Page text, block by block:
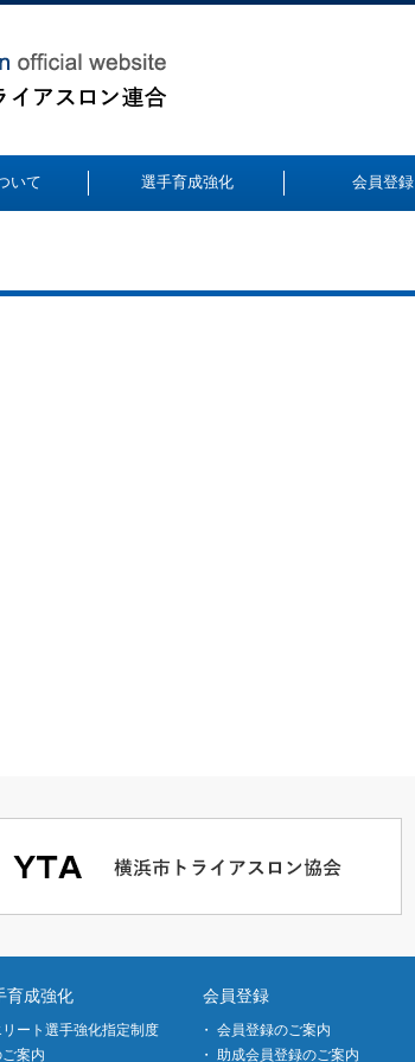
いて 選手育成強化 会員登録
育成強化
リート選手強化指定制度
案内
会員登録
会員登録のご案内
助成会員登録のご案内